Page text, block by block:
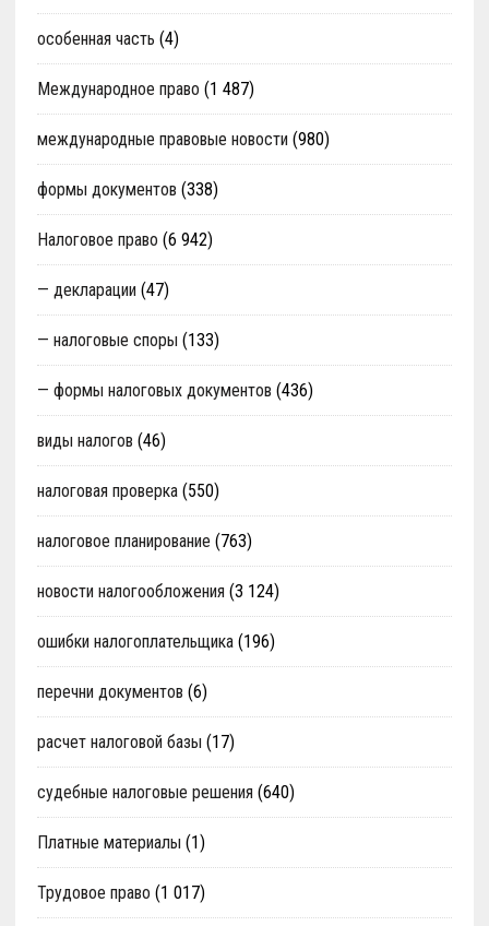
особенная часть (4)
Международное право (1 487)
международные правовые новости (980)
формы документов (338)
Налоговое право (6 942)
— декларации (47)
— налоговые споры (133)
— формы налоговых документов (436)
виды налогов (46)
налоговая проверка(550)
налоговое планирование (763)
новости налогообложения (3 124)
ошибки налогоплательщика(196)
перечни документов (6)
расчет налоговой базы (17)
судебные налоговые решения (640)
Платные материалы (1)
Трудовое право (1 017)